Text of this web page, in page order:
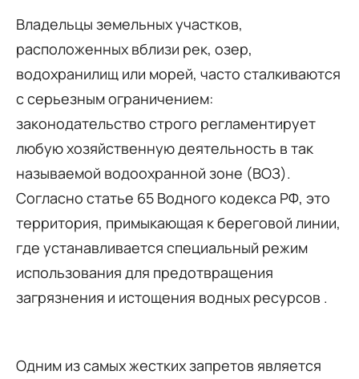
Владельцы земельных участков,
расположенных вблизи рек, озер,
водохранилищ или морей, часто сталкиваются
с серьезным ограничением:
законодательство строго регламентирует
любую хозяйственную деятельность в так
называемой водоохранной зоне (ВОЗ).
Согласно статье 65 Водного кодекса РФ, это
территория, примыкающая к береговой линии,
где устанавливается специальный режим
использования для предотвращения
загрязнения и истощения водных ресурсов .
Одним из самых жестких запретов является